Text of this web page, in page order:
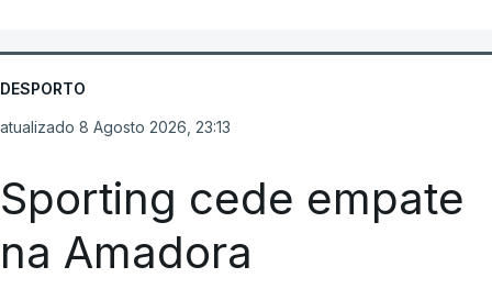
DESPORTO
atualizado 8 Agosto 2026, 23:13
Sporting cede empate
na Amadora